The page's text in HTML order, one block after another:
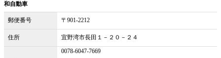
和自動車
郵便番号 〒901-2212
住所 宜野湾市長田１－２０－２４
0078-6047-7669